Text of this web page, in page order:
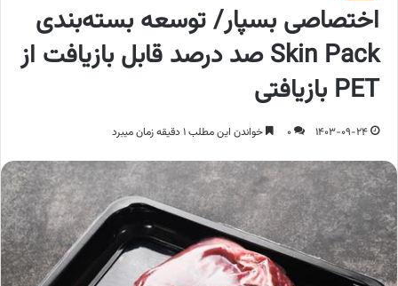
اختصاصی بسپار/ توسعه بسته‌بندی
Skin Pack صد درصد قابل بازیافت از
PET بازیافتی
1403-09-24
0 خواندن این مطلب 1 دقیقه زمان میبرد